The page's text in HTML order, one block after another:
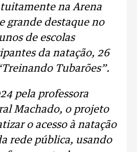
na Arena
grande destaque no
de escolas
da natação, 26
Tubarões”.
pela professora
Machado, o projeto
o acesso à natação
rede pública, usando